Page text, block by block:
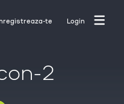
te Login
2